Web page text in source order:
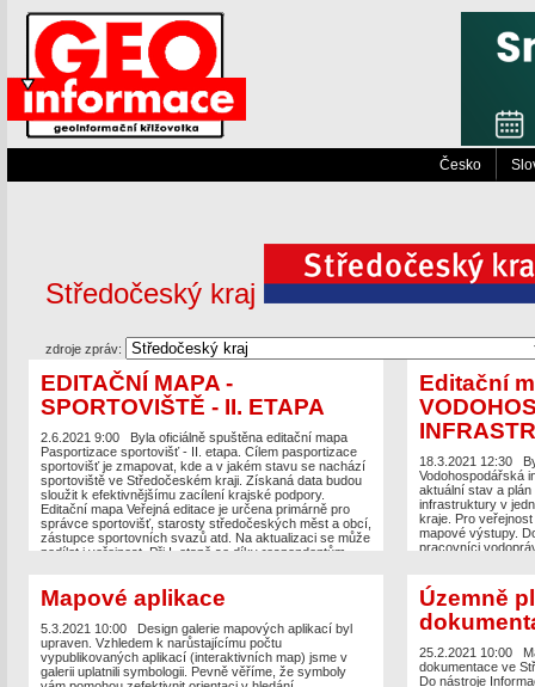
Česko
Středočeský kraj
zdroje zpráv:
EDITAČNÍ MAPA -
SPORTOVIŠTĚ - II. ETAPA
2.6.2021 9:00
Byla oficiálně spuštěna editační mapa
Pasportizace sportovišť - II. etapa. Cílem pasportizace
sportovišť je zmapovat, kde a v jakém stavu se nachází
sportoviště ve Středočeském kraji. Získaná data budou
sloužit k efektivnějšímu zacílení krajské podpory.
Editační mapa Veřejná editace je určena primárně pro
správce sportovišť, starosty středočeských měst a obcí,
zástupce sportovních svazů atd. Na aktualizaci se může
podílet i veřejnost. Při I. etapě se díky respondentům
etapě je, že respondenti mají kvalitnější podkladové
mapy, vidí sběr dat online a v jakém stavu zpracování se
data nachází. Stav zpracování vyhodnocuje pověřený
pracovník oddělení školení a mládeže. Veřejná editační
mapa ZDE. Projekt je vlastní iniciativou Středočeského
kraje. Aplikaci připravil Odbor Informatiky / GIS ve
spolupráci s Oddělením mládeže a sportu.
Editační
18.3.2021 12:30
Vodohospodářská
aktuální stav a
infrastruktury v
kraje. Pro
mapové výstupy.
pracovníci
životního prostředí
GIS.
Mapové aplikace
5.3.2021 10:00
Design galerie mapových aplikací byl
upraven. Vzhledem k narůstajícímu počtu
vypublikovaných aplikací (interaktivních map) jsme v
galerii uplatnili symbologii. Pevně věříme, že symboly
Územně
25.2.2021 10:00
dokumentace ve
Do nástroje